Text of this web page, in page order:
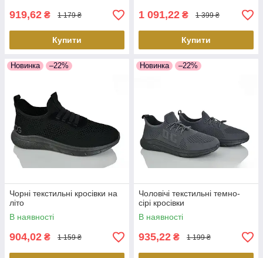
919,62 ₴ 1 179 ₴
Купити
1 091,22 ₴ 1 399 ₴
Купити
Новинка –22%
Чорні текстильні кросівки на
літо
В наявності
904,02 ₴ 1 159 ₴
Новинка –22%
Чоловічі текстильні темно-
сірі кросівки
В наявності
935,22 ₴ 1 199 ₴